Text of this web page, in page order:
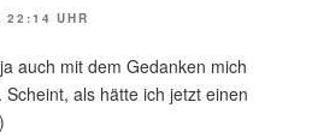
22:14 UHR
auch mit dem Gedanken mich
als hätte ich jetzt einen